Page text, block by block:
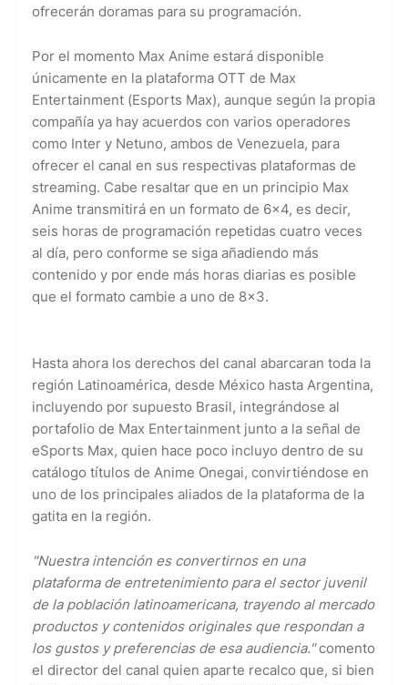
ofrecerán doramas para su programación.
Por el momento Max Anime estará disponible
únicamente en la plataforma OTT de Max
Entertainment (Esports Max), aunque según la propia
compañía ya hay acuerdos con varios operadores
como Inter y Netuno, ambos de Venezuela, para
ofrecer el canal en sus respectivas plataformas de
streaming. Cabe resaltar que en un principio Max
Anime transmitirá en un formato de 6x4, es decir,
seis horas de programación repetidas cuatro veces
al día, pero conforme se siga añadiendo más
contenido y por ende más horas diarias es posible
que el formato cambie a uno de 8x3.
Hasta ahora los derechos del canal abarcaran toda la
región Latinoamérica, desde México hasta Argentina,
incluyendo por supuesto Brasil, integrándose al
portafolio de Max Entertainment junto a la señal de
eSports Max, quien hace poco incluyo dentro de su
catálogo títulos de Anime Onegai, convirtiéndose en
uno de los principales aliados de la plataforma de la
gatita en la región.
"Nuestra intención es convertirnos en una
plataforma de entretenimiento para el sector juvenil
de la población latinoamericana, trayendo al mercado
productos y contenidos originales que respondan a
los gustos y preferencias de esa audiencia."comento
el director del canal quien aparte recalco que, si bien